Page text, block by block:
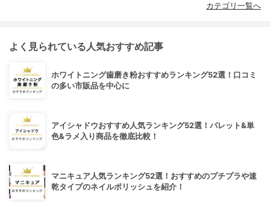
カテゴリ一覧へ
よく見られている人気おすすめ記事
ホワイトニング歯磨き粉おすすめランキング52選！口コミ
の多い市販品を中心に
アイシャドウおすすめ人気ランキング52選！パレット&単
色&ラメ入り商品を徹底比較！
マニキュア人気ランキング52選！おすすめのプチプラや速
乾タイプのネイルポリッシュを紹介！